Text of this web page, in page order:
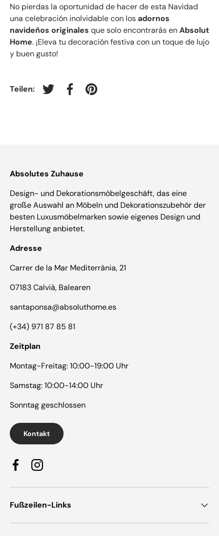
No pierdas la oportunidad de hacer de esta Navidad
una celebración inolvidable con losadornos
navideños originales que solo encontrarás enAbsolut
Home. ¡Eleva tu decoración festiva con un toque de lujo
y buen gusto!
Teilen: Auf Twitter twittern
Auf Facebook teilen
Auf Pinterest pinnen
Absolutes Zuhause
Design- und Dekorationsmöbelgeschäft, das eine
große Auswahl an Möbeln und Dekorationszubehör der
besten Luxusmöbelmarken sowie eigenes Design und
Herstellung anbietet.
Adresse
Carrer de la Mar Mediterrània, 21
07183 Calvià, Balearen
santaponsa@absoluthome.es
(+34) 971 87 85 81
Zeitplan
Montag-Freitag: 10:00-19:00 Uhr
Samstag: 10:00-14:00 Uhr
Sonntag geschlossen
Kontakt
FacebookInstagram
Fußzeilen-Links